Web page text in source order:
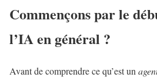
Commençons par le
l’IA en général ?
Avant de comprendre ce qu’est un